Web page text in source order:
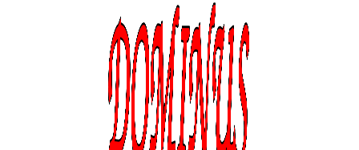
FAKE PIERCING
FAKE PIERCING